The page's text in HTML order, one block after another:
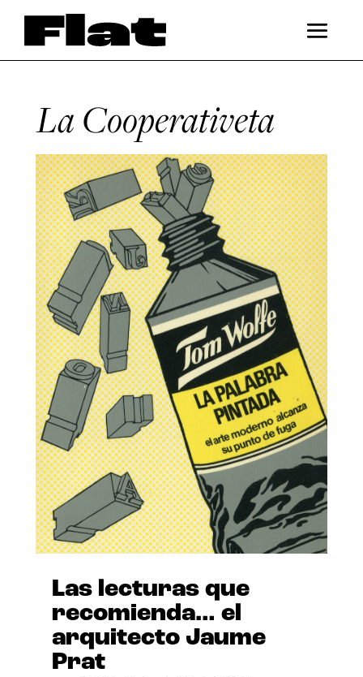
La Cooperativeta
Las lecturas que
recomienda… el
arquitecto Jaume
Prat